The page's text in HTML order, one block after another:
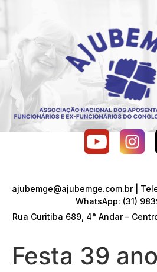
ajubemge@ajubemge.com.br |
WhatsApp: (31)
Rua Curitiba 689, 4° Andar –
Festa 39